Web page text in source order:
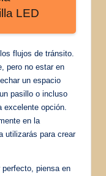
LED
flujos de tránsito.
pero no estar en
un espacio
pasillo o incluso
excelente opción.
en la
utilizarás para crear
piensa en